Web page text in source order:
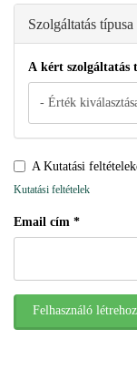
Szolgáltatás típusa
A kért szolgáltatás
A Kutatási
Kutatási feltételek
Email cím *
Felhasználó